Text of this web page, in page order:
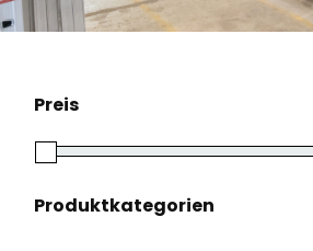
Preis
Produktkategorien